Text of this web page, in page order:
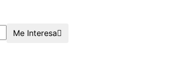
Me Interesa